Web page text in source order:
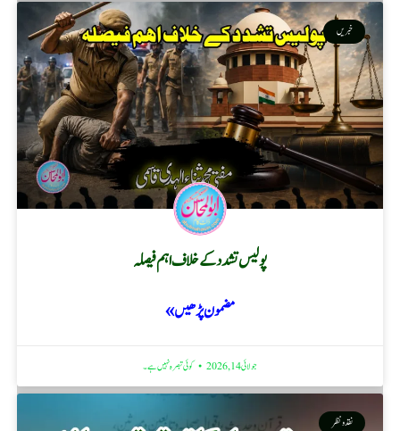
خبریں
پولیس تشدد کے خلاف اہم فیصلہ
مضمون پڑھیں »
جولائی 14, 2026 کوئی تبصرہ نہیں ہے۔
نقد ونظر